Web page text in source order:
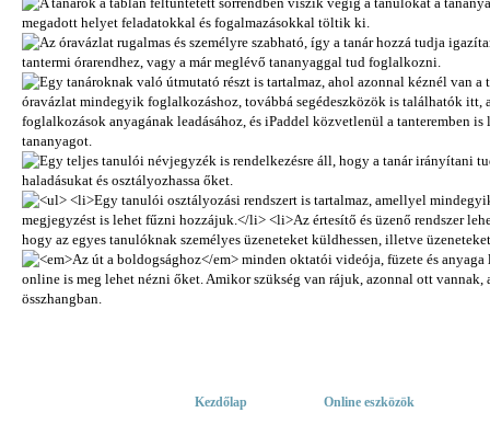
Kezdőlap Online eszközök